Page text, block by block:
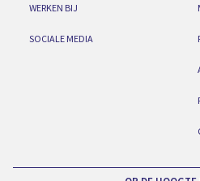
WERKEN BIJ
SOCIALE MEDIA